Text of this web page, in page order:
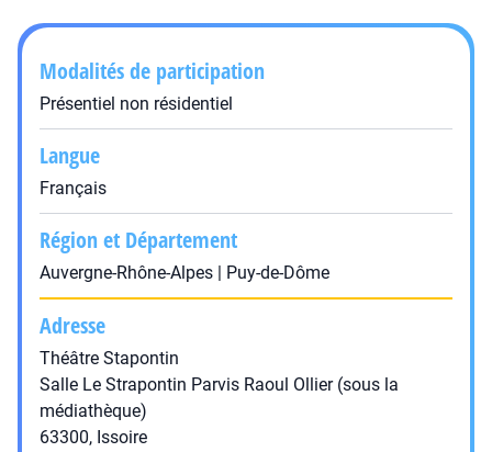
Modalités de participation
Présentiel non résidentiel
Langue
Français
Région et Département
Auvergne-Rhône-Alpes | Puy-de-Dôme
Adresse
Théâtre Stapontin
Salle Le Strapontin Parvis Raoul Ollier (sous la
médiathèque)
63300, Issoire